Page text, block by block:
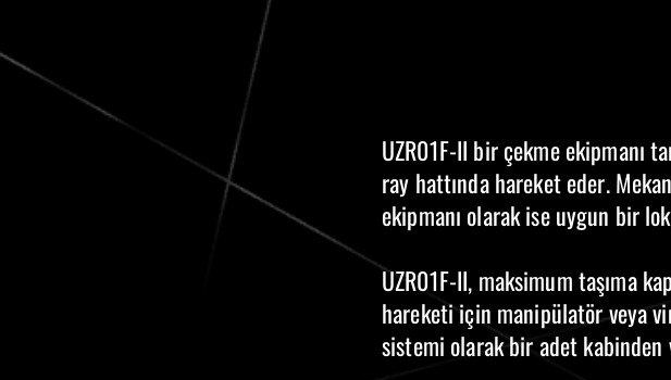
UZR01F-II bir çekme ekipmanı
ray hattında hareket eder.
ekipmanı olarak ise uygun bir
UZR01F-II, maksimum taşıma
hareketi için manipülatör veya
sistemi olarak bir adet